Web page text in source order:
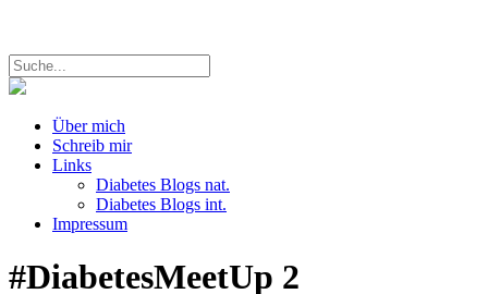
Über mich
Schreib mir
Links
Diabetes Blogs nat.
Diabetes Blogs int.
Impressum
#DiabetesMeetUp 2